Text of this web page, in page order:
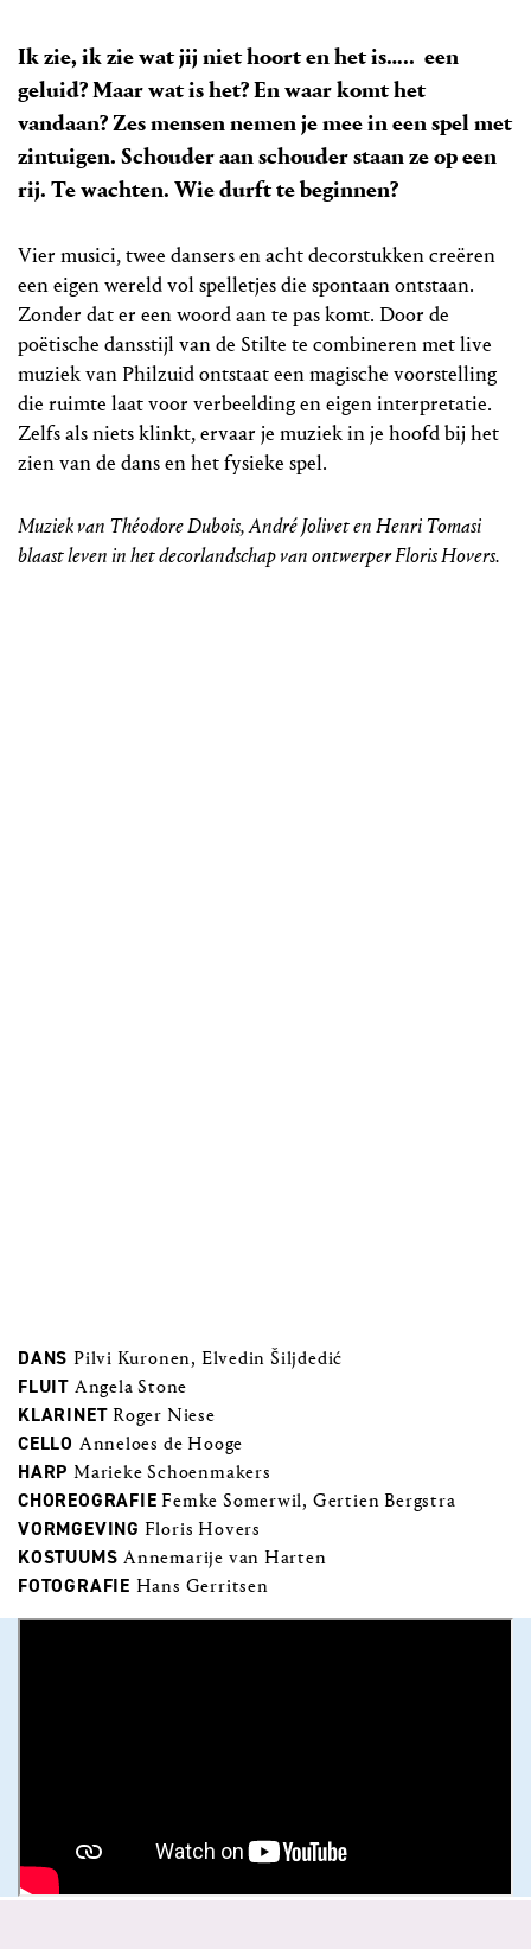
Ik zie, ik zie wat jij niet hoort en het is….. een
geluid? Maar wat is het? En waar komt het
vandaan? Zes mensen nemen je mee in een spel met
zintuigen. Schouder aan schouder staan ze op een
rij. Te wachten. Wie durft te beginnen?
Vier musici, twee dansers en acht decorstukken creëren
een eigen wereld vol spelletjes die spontaan ontstaan.
Zonder dat er een woord aan te pas komt. Door de
poëtische dansstijl van de Stilte te combineren met live
muziek van Philzuid ontstaat een magische voorstelling
die ruimte laat voor verbeelding en eigen interpretatie.
Zelfs als niets klinkt, ervaar je muziek in je hoofd bij het
zien van de dans en het fysieke spel.
Muziek van Théodore Dubois, André Jolivet en Henri Tomasi
blaast leven in het decorlandschap van ontwerper Floris Hovers.
DANS Pilvi Kuronen, Elvedin Šiljdedić
FLUIT Angela Stone
KLARINETRoger Niese
CELLO Anneloes de Hooge
HARP Marieke Schoenmakers
CHOREOGRAFIE Femke Somerwil, Gertien Bergstra
VORMGEVING Floris Hovers
KOSTUUMSAnnemarije van Harten
FOTOGRAFIE Hans Gerritsen